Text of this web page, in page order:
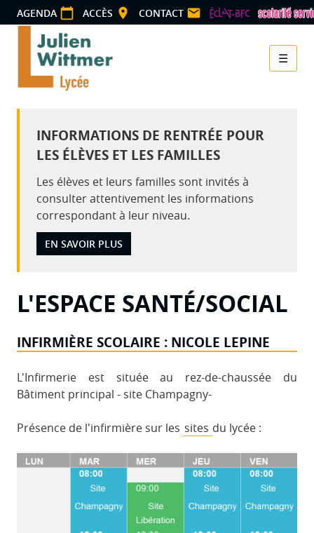
AGENDA ACCÈS CONTACT
☰
Menu
INFORMATIONS DE RENTRÉE POUR
LES ÉLÈVES ET LES FAMILLES
Les élèves et leurs familles sont invités à
consulter attentivement les informations
correspondant à leur niveau.
EN SAVOIR PLUS
L'ESPACE SANTÉ/SOCIAL
INFIRMIÈRE SCOLAIRE : NICOLE LEPINE
L'Infirmerie est située au rez-de-chaussée du
Bâtiment principal - site Champagny-
Présence de l'infirmière sur les sites du lycée :
Panneau de gestion des cookies